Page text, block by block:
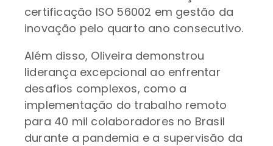
certificação ISO 56002 em gestão da
inovação pelo quarto ano consecutivo.
Além disso, Oliveira demonstrou
liderança excepcional ao enfrentar
desafios complexos, como a
implementação do trabalho remoto
para 40 mil colaboradores no Brasil
durante a pandemia e a supervisão da